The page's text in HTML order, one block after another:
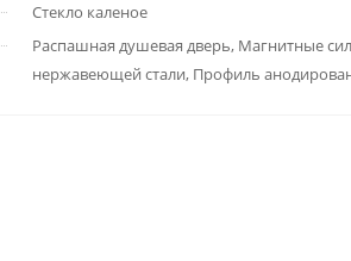
Стекло каленое
Распашная душевая дверь, Магнитные
нержавеющей стали, Профиль